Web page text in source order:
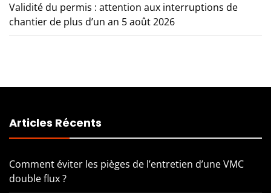
Validité du permis : attention aux interruptions de
chantier de plus d’un an 5 août 2026
Articles Récents
Comment éviter les pièges de l’entretien d’une VMC
double flux ?